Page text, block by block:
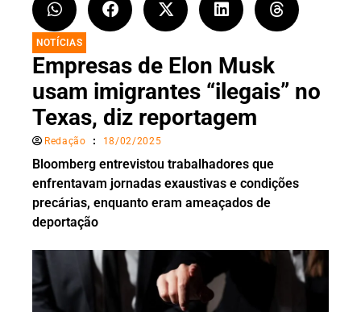
NOTÍCIAS
Empresas de Elon Musk
usam imigrantes “ilegais” no
Texas, diz reportagem
Redação 18/02/2025
Bloomberg entrevistou trabalhadores que
enfrentavam jornadas exaustivas e condições
precárias, enquanto eram ameaçados de
deportação